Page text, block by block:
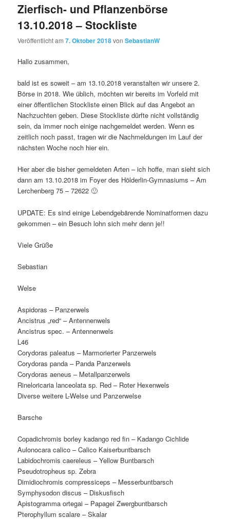
Zierfisch- und Pflanzenbörse
13.10.2018 – Stockliste
Veröffentlicht am7. Oktober 2018vonSebastianW
Hallo zusammen,
bald ist es soweit – am 13.10.2018 veranstalten wir unsere 2.
Börse in 2018. Wie üblich, möchten wir bereits im Vorfeld mit
einer öffentlichen Stockliste einen Blick auf das Angebot an
Nachzuchten geben. Diese Stockliste dürfte nicht vollständig
sein, da immer noch einige nachgemeldet werden. Wenn es
zeitlich noch passt, tragen wir die Nachmeldungen im Lauf der
nächsten Woche noch hier ein.
Hier aber die bisher gemeldeten Arten – ich hoffe, man sieht sich
dann am 13.10.2018 im Foyer des Hölderlin-Gymnasiums – Am
Lerchenberg 75 – 72622 🙂
UPDATE: Es sind einige Lebendgebärende Nominatformen dazu
gekommen – ein Besuch lohn sich mehr denn je!!
Viele Grüße
Sebastian
Welse
Aspidoras – Panzerwels
Ancistrus „red“ – Antennenwels
Ancistrus spec. – Antennenwels
L46
Corydoras paleatus – Marmorierter Panzerwels
Corydoras panda – Panda Panzerwels
Corydoras aeneus – Metallpanzerwels
Rineloricaria lanceolata sp. Red – Roter Hexenwels
Diverse weitere L-Welse und Panzerwelse
Barsche
Copadichromis borley kadango red fin – Kadango Cichlide
Aulonocara calico – Calico Kaiserbuntbarsch
Labidochromis caereleus – Yellow Buntbarsch
Pseudotropheus sp. Zebra
Dimidiochromis compressiceps – Messerbuntbarsch
Symphysodon discus – Diskusfisch
Apistogramma ortegai – Papagei Zwergbuntbarsch
Pterophyllum scalare – Skalar